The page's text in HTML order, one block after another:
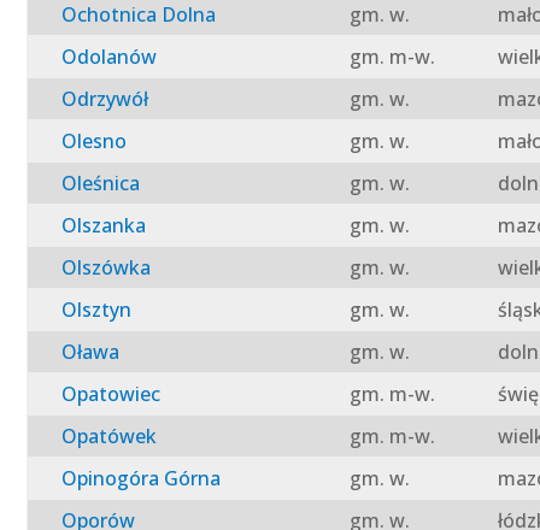
Ochotnica Dolna
gm. w.
Odolanów
gm. m-w.
Odrzywół
gm. w.
Olesno
gm. w.
Oleśnica
gm. w.
Olszanka
gm. w.
Olszówka
gm. w.
Olsztyn
gm. w.
Oława
gm. w.
Opatowiec
gm. m-w.
Opatówek
gm. m-w.
Opinogóra Górna
gm. w.
Oporów
gm. w.